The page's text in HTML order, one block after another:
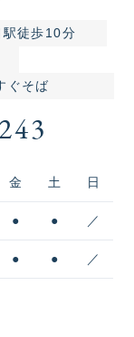
駅徒歩10分
ぐそば
金 土 日
● ● ／
● ● ／